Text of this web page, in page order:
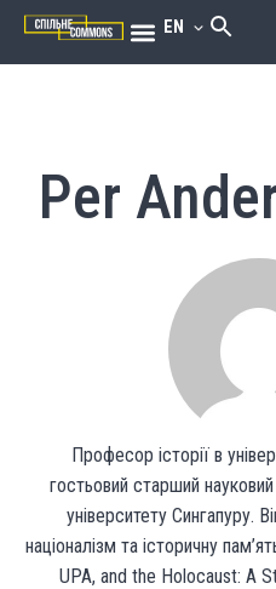
EN
Per
Професор історії в
гостьовий старший науковий
університету Сингапуру.
націоналізм та історичну
UPA, and the Holocaust: A